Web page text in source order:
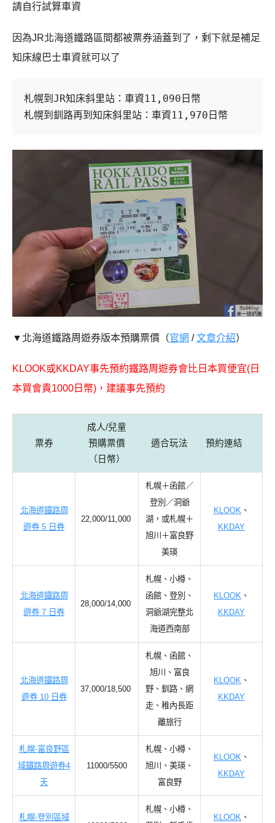
請自行試算車資
因為JR北海道鐵路區間都被票券涵蓋到了，剩下就是補足
知床線巴士車資就可以了
札幌到JR知床斜里站：車資11,090日幣
札幌到釧路再到知床斜里站：車資11,970日幣
▼北海道鐵路周遊券版本預購票價 （官網 /文章介紹）
KLOOK或KKDAY事先預約鐵路周遊券會比日本買便宜( 日
本買會貴1000日幣)，建議事先預約
票券
成人/兒童
預購票價
（日幣）
適合玩法 預約連結
北海道鐵路周
遊券 5 日券
22,000/11,000
札幌＋函館／
登別／洞爺
湖，或札幌＋
旭川＋富良野
美瑛
KLOOK 、
KKDAY
北海道鐵路周
遊券 7 日券
28,000/14,000
札幌、小樽、
函館、登別、
洞爺湖完整北
海道西南部
KLOOK 、
KKDAY
北海道鐵路周
遊券 10 日券
37,000/18,500
札幌、函館、
旭川、富良
野、釧路、網
走、稚內長距
離旅行
KLOOK 、
KKDAY
札幌-富良野區
域鐵路周遊券4
天
11000/5500
札幌、小樽、
旭川、美瑛、
富良野
KLOOK 、
KKDAY
札幌-登別區域
札幌、小樽、
KLOOK 、